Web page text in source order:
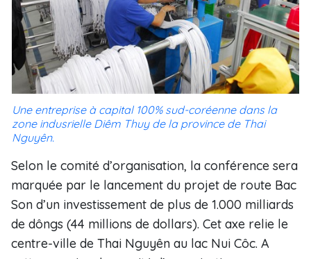
Une entreprise à capital 100% sud-coréenne dans la
zone indusrielle Diêm Thuy de la province de Thai
Nguyên.
Selon le comité d’organisation, la conférence sera
marquée par le lancement du projet de route Bac
Son d’un investissement de plus de 1.000 milliards
de dôngs (44 millions de dollars). Cet axe relie le
centre-ville de Thai Nguyên au lac Nui Côc. A